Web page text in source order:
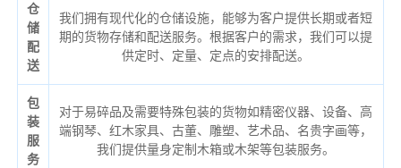
仓
储
配
送
我们拥有现代化的仓储设施，能够为客户提供长期或者短
期的货物存储和配送服务。根据客户的需求，我们可以提
供定时、定量、定点的安排配送。
包
装
服
务
对于易碎品及需要特殊包装的货物如精密仪器、设备、高
端钢琴、红木家具、古董、雕塑、艺术品、名贵字画等，
我们提供量身定制木箱或木架等包装服务。